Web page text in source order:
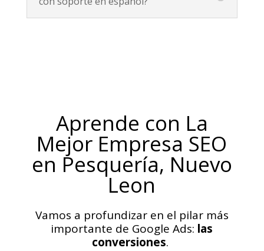
Aprende con La
Mejor Empresa SEO
en Pesquería, Nuevo
Leon
Vamos a profundizar en el pilar más
importante de Google Ads: las
conversiones.